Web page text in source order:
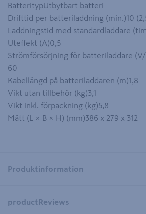
BatteritypUtbytbart batteri
Drifttid per batteriladdning (min.)10
Laddningstid med standardladdare
Uteffekt (A)0,5
Strömförsörjning för batteriladdare
60
Kabellängd på batteriladdaren (m)1,8
Vikt utan tillbehör (kg)3,1
Vikt inkl. förpackning (kg)5,8
Mått (L × B × H) (mm)386 x 279 x 312
Produktinformation
productReviews